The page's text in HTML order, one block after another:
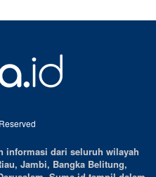
informasi dari seluruh wilayah
Jambi, Bangka Belitung,